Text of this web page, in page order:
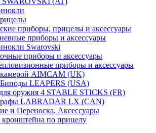
приборы, прицелы и аксессуары
приборы и аксессуары
Swarovski
приборы и аксессуары
приборы и аксессуары
AIMCAM (UK)
LEAPERS (USA)
оружия 4 STABLE STICKS (FR)
LABRADAR LX (CAN)
и Переноска, Аксессуары
по прицелу